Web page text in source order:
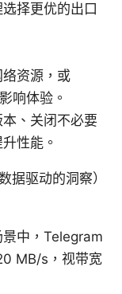
择更优的出口
资源，或
响体验。
、关闭不必要
性能。
据驱动的洞察）
中，Telegram
MB/s，视带宽